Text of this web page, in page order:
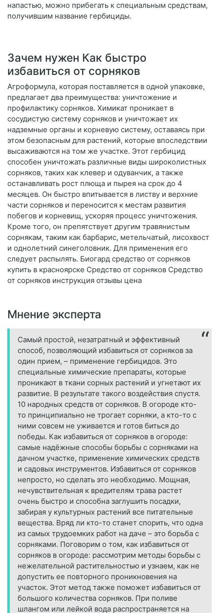
напастью, можно прибегать к специальным средствам,
получившим название гербициды.
Зачем нужен Как быстро
избавиться от сорняков
Агроформула, которая поставляется в одной упаковке,
предлагает два преимущества: уничтожение и
профилактику сорняков. Химикат проникает в
сосудистую систему сорняков и уничтожает их
надземные органы и корневую систему, оставаясь при
этом безопасным для растений, которые впоследствии
высаживаются на том же участке. Этот гербицид
способен уничтожать различные виды широколистных
сорняков, таких как клевер и одуванчик, а также
останавливать рост плюща и пырея на срок до 4
месяцев. Он быстро впитывается в листву и верхние
части сорняков и переносится к местам развития
побегов и корневищ, ускоряя процесс уничтожения.
Кроме того, он препятствует другим травянистым
сорнякам, таким как барбарис, метельчатый, лисохвост
и однолетний синеголовник. Для применения его
следует распылять. Биогард средство от сорняков
купить в красноярске Средство от сорняков Средство
от сорняков инструкция отзывы цена
Мнение эксперта
Самый простой, незатратный и эффективный
способ, позволяющий избавиться от сорняков за
один прием, – применение гербицидов. Это
специальные химические препараты, которые
проникают в ткани сорных растений и угнетают их
развитие. В результате такого воздействия спустя.
10 народных средств от сорняков. В огороде кто-
то принципиально не трогает сорняки, а кто-то с
ними совсем не уживается и готов биться до
победы. Как избавиться от сорняков в огороде:
самые надёжные способы борьбы с сорняками на
дачном участке, применение химических средств
и садовых инструментов. Избавиться от сорняков
непросто, но сделать это необходимо. Мощная,
нечувствительная к вредителям трава растет
очень быстро и способна заглушить посадки,
забирая у культурных растений все питательные
вещества. Вряд ли кто-то станет спорить, что одна
из самых трудоемких работ на даче – это борьба с
сорняками. Поговорим о том, как избавиться от
сорняков в огороде: рассмотрим методы борьбы с
нежелательной растительностью и узнаем, как не
допустить ее повторного проникновения на
участок. Этот метод также поможет избавиться от
большого количества сорняков. При поливе
шлангом или лейкой вода распространяется на